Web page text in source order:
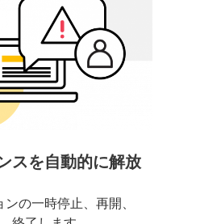
スを自動的に解放
ンの一時停止、再開、